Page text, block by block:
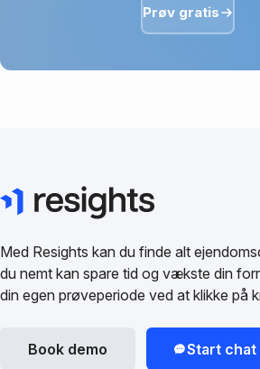
Prøv gratis
Med Resights kan du finde alt
du nemt kan spare tid og vækste din
din egen prøveperiode ved at klikke på
Book demo Start chat